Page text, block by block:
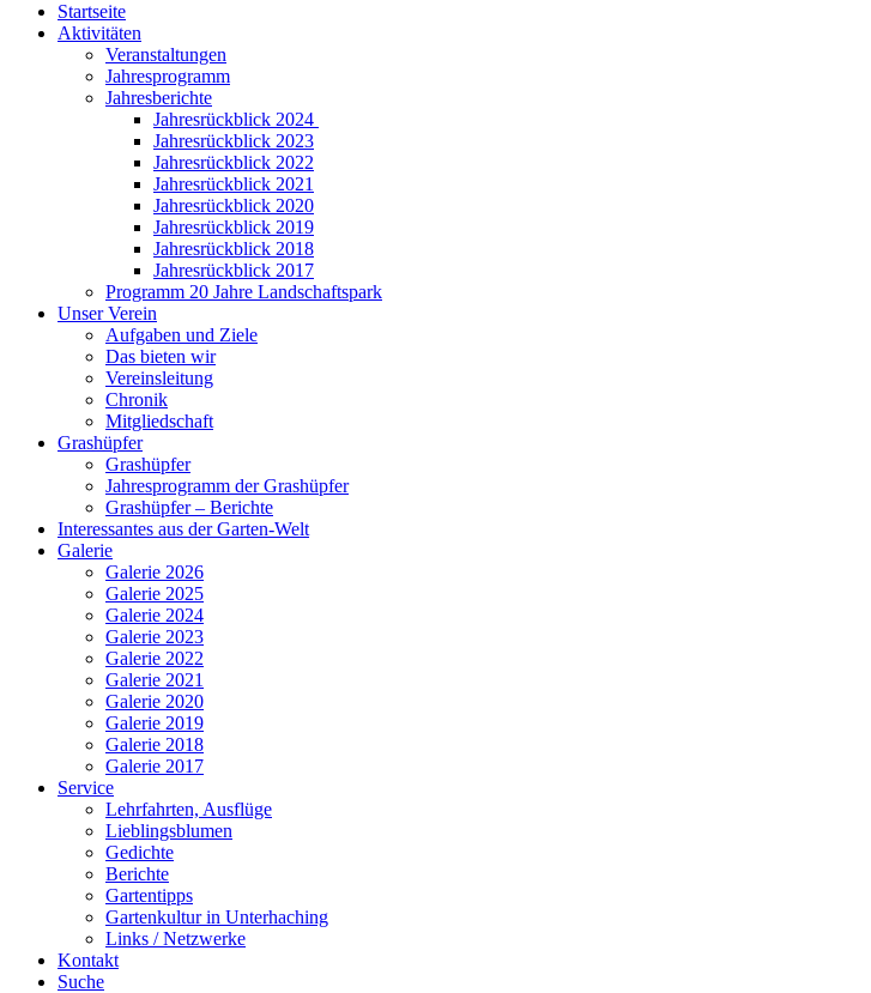
Startseite
Aktivitäten
Veranstaltungen
Jahresprogramm
Jahresberichte
Jahresrückblick 2024
Jahresrückblick 2023
Jahresrückblick 2022
Jahresrückblick 2021
Jahresrückblick 2020
Jahresrückblick 2019
Jahresrückblick 2018
Jahresrückblick 2017
Programm 20 Jahre Landschaftspark
Unser Verein
Aufgaben und Ziele
Das bieten wir
Vereinsleitung
Chronik
Mitgliedschaft
Grashüpfer
Grashüpfer
Jahresprogramm der Grashüpfer
Grashüpfer – Berichte
Interessantes aus der Garten-Welt
Galerie
Galerie 2026
Galerie 2025
Galerie 2024
Galerie 2023
Galerie 2022
Galerie 2021
Galerie 2020
Galerie 2019
Galerie 2018
Galerie 2017
Service
Lehrfahrten, Ausflüge
Lieblingsblumen
Gedichte
Berichte
Gartentipps
Gartenkultur in Unterhaching
Links / Netzwerke
Kontakt
Suche